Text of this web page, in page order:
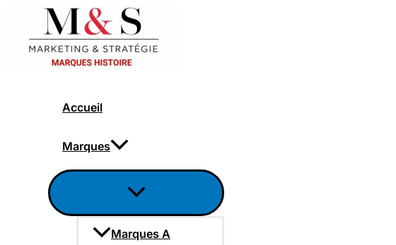
contenu
Accueil
Marques
Marques A